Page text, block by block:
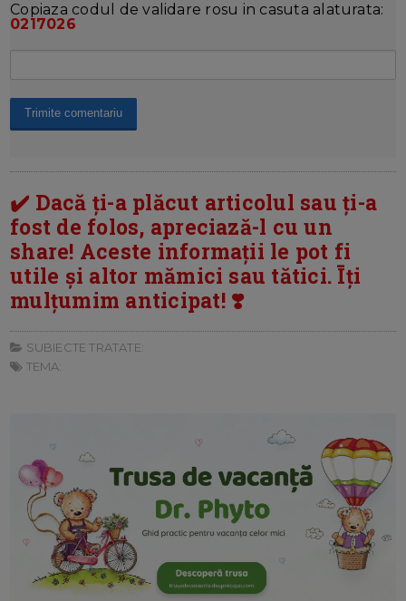
Copiaza codul de validare rosu in casuta alaturata:
0217026
✔️ Dacă ți-a plăcut articolul sau ți-a
fost de folos, apreciază-l cu un
share! Aceste informații le pot fi
utile și altor mămici sau tătici. Īți
mulțumim anticipat! ❣️
SUBIECTE TRATATE:
TEMA: